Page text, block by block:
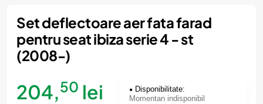
Momentan indisponibil
Set deflectoare aer fata farad
pentru seat ibiza serie 4 - st
(2008-)
204,50 lei
Disponibilitate:
Momentan indisponibil